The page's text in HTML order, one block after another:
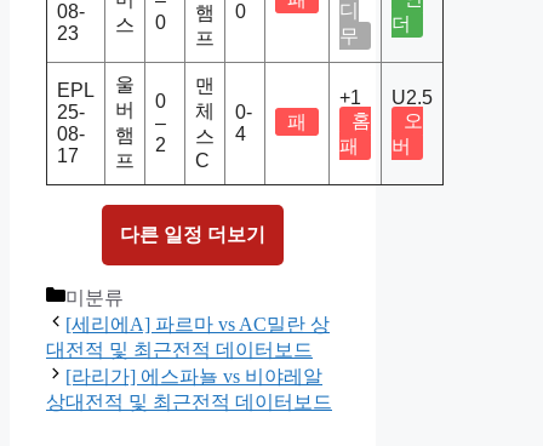
08-
23
스
0
햄
프
0
디
무
더
EPL
25-
08-
17
울
버
햄
프
0
–
2
맨
체
스
C
0-
4
패
+1
홈
패
U2.5
오
버
다른 일정 더보기
Categories
미분류
[세리에A] 파르마 vs AC밀란 상
대전적 및 최근전적 데이터보드
[라리가] 에스파뇰 vs 비야레알
상대전적 및 최근전적 데이터보드